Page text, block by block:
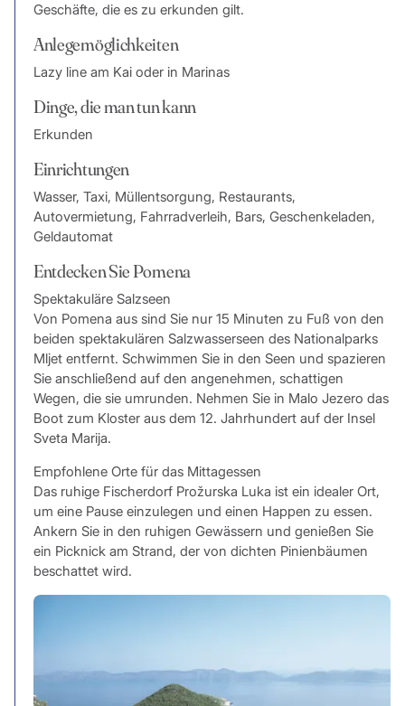
Geschäfte, die es zu erkunden gilt.
Anlegemöglichkeiten
Lazy line am Kai oder in Marinas
Dinge, die man tun kann
Erkunden
Einrichtungen
Wasser, Taxi, Müllentsorgung, Restaurants,
Autovermietung, Fahrradverleih, Bars, Geschenkeladen,
Geldautomat
Entdecken Sie Pomena
Spektakuläre Salzseen
Von Pomena aus sind Sie nur 15 Minuten zu Fuß von den
beiden spektakulären Salzwasserseen des Nationalparks
Mljet entfernt. Schwimmen Sie in den Seen und spazieren
Sie anschließend auf den angenehmen, schattigen
Wegen, die sie umrunden. Nehmen Sie in Malo Jezero das
Boot zum Kloster aus dem 12. Jahrhundert auf der Insel
Sveta Marija.
Empfohlene Orte für das Mittagessen
Das ruhige Fischerdorf Prožurska Luka ist ein idealer Ort,
um eine Pause einzulegen und einen Happen zu essen.
Ankern Sie in den ruhigen Gewässern und genießen Sie
ein Picknick am Strand, der von dichten Pinienbäumen
beschattet wird.